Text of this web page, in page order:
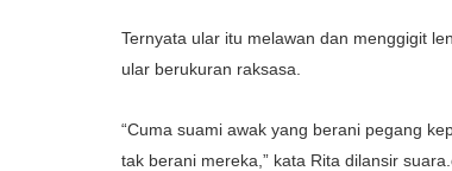
Ternyata ular itu melawan dan menggigit
ular berukuran raksasa.
“Cuma suami awak yang berani pegang
tak berani mereka,” kata Rita dilansir